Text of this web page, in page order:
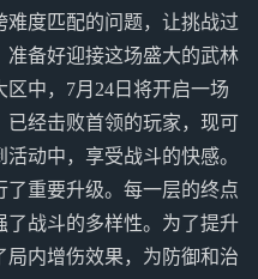
度匹配的问题，让挑战过
备好迎接这场盛大的武林
中，7月24日将开启一场
经击败首领的玩家，现可
动中，享受战斗的快感。
了重要升级。每一层的终点
了战斗的多样性。为了提升
内增伤效果，为防御和治